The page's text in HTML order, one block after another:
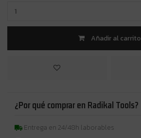
Añadir al carrito
¿Por qué comprar en Radikal Tools?
Entrega en 24/48h laborables